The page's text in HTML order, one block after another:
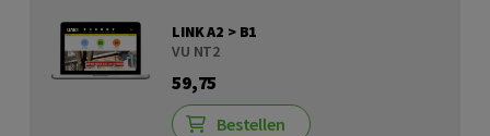
LINK A2 > B1
VU NT2
59,75
Bestellen